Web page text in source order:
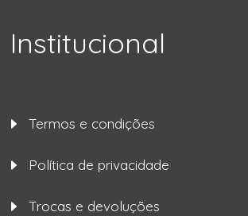
Institucional
Termos e condições
Política de privacidade
Trocas e devoluções